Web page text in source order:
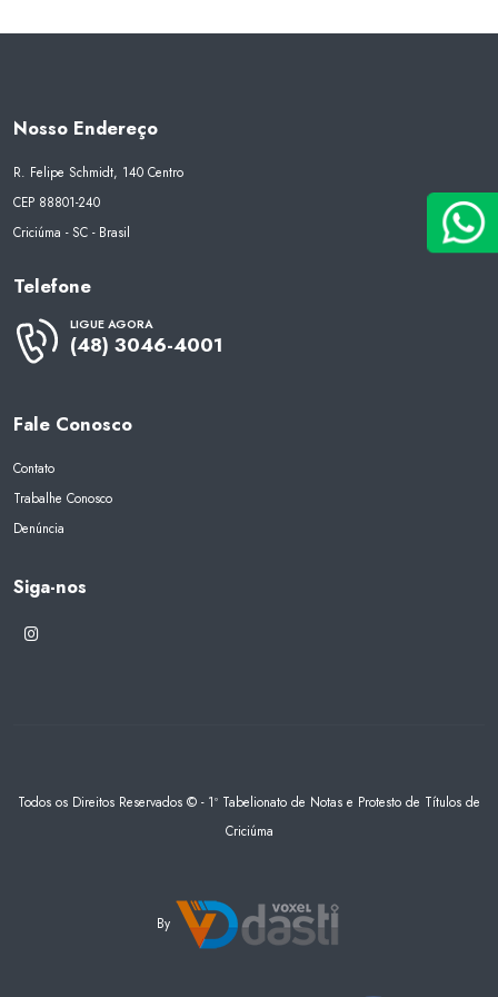
Nosso Endereço
R. Felipe Schmidt, 140 Centro
CEP 88801-240
Criciúma - SC - Brasil
Telefone
LIGUE AGORA
(48) 3046-4001
Fale Conosco
Contato
Trabalhe Conosco
Denúncia
Siga-nos
Todos os Direitos Reservados © - 1º Tabelionato de Notas e Protesto de Títulos de
Criciúma
By